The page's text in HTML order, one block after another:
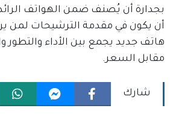
بجدارة أن يُصنف ضمن الهواتف
أن يكون في مقدمة الترشيحات لمن
هاتف جديد يجمع بين الأداء والتطور
مقابل السعر.
شارك